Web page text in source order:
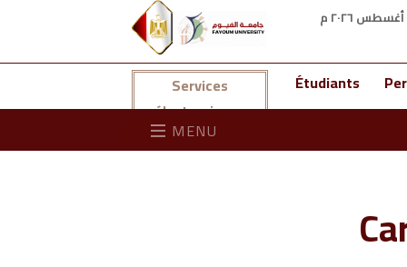
Services
électroniques
Étudiants
MENU